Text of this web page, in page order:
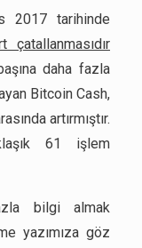
2017 tarihinde
çatallanmasıdır
daha fazla
Bitcoin Cash,
artırmıştır.
61 işlem
bilgi almak
yazımıza göz